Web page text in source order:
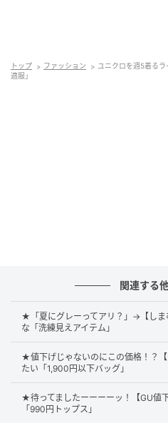
店頭で一目惚れし、試着→即
トップ ファッション
ユニクロを週5着る
適服」
関連する
★「夏にグレーってアリ？」→【し
な「洗練見えアイテム」
★値下げじゃないのにこの価格！？
たい「1,900円以下バッグ」
★待ってましたーーーーッ！【GU値
「990円トップス」